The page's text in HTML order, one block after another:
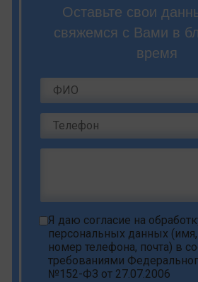
Оставьте свои
свяжемся с Вами в
время
Я даю согласие на
персональных данных
номер телефона, почта) в
требованиями
№152-ФЗ от 27.07.2006